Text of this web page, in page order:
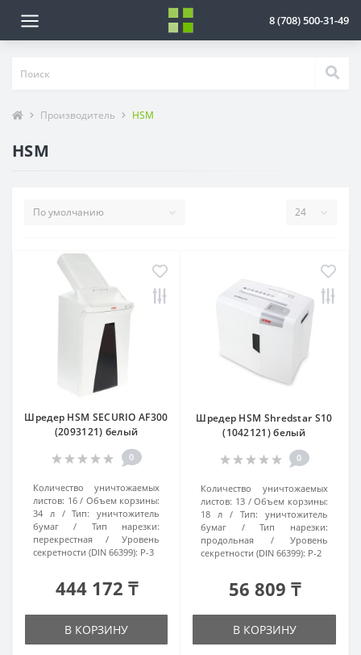
8 (708) 500-31-49
Производитель HSM
HSM
Шредер HSM SECURIO AF300
(2093121) белый
0
Количество уничтожаемых
листов: 16
Объем корзины:
34 л
Тип:
уничтожитель
бумаг
Тип нарезки:
перекрестная
Уровень
секретности (DIN 66399): P-3
444 172 ₸
В КОРЗИНУ
Шредер HSM Shredstar S10
(1042121) белый
0
Количество уничтожаемых
листов: 13
Объем корзины:
18 л
Тип:
уничтожитель
бумаг
Тип нарезки:
продольная
Уровень
секретности (DIN 66399): P-2
56 809 ₸
В КОРЗИНУ